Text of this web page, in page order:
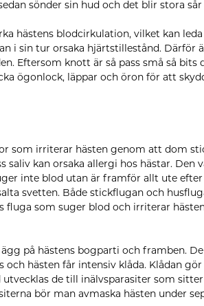
sönder sin hud och det blir stora
hästens blodcirkulation, vilket kan
i sin tur orsaka hjärtstillestånd. Därför
Eftersom knott är så pass små så bits
ögonlock, läppar och öron för att
som irriterar hästen genom att dom
saliv kan orsaka allergi hos hästar. Den
inte blod utan är framför allt ute
svetten. Både stickflugan och
fluga som suger blod och irriterar
på hästens bogparti och framben.
och hästen får intensiv klåda. Klådan
de till inälvsparasiter som
bör man avmaska hästen under